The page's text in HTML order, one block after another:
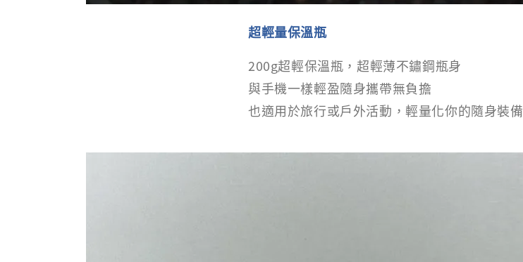
超輕量保溫瓶
200g超輕保溫瓶，超輕薄不鏽鋼瓶身
與手機一樣輕盈隨身攜帶無負擔
也適用於旅行或戶外活動，輕量化你的隨身裝備